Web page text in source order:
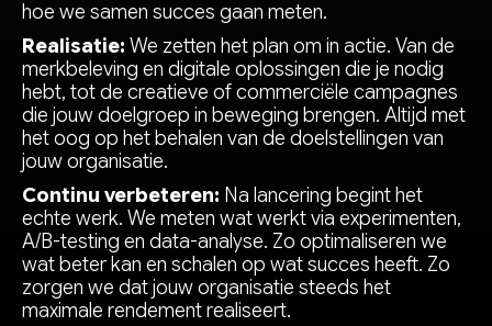
hoe we samen succes gaan meten.
Realisatie: We zetten het plan om in actie. Van de
merkbeleving en digitale oplossingen die je nodig
hebt, tot de creatieve of commerciële campagnes
die jouw doelgroep in beweging brengen. Altijd met
het oog op het behalen van de doelstellingen van
jouw organisatie.
Continu verbeteren: Na lancering begint het
echte werk. We meten wat werkt via experimenten,
A/B-testing en data-analyse. Zo optimaliseren we
wat beter kan en schalen op wat succes heeft. Zo
zorgen we dat jouw organisatie steeds het
maximale rendement realiseert.